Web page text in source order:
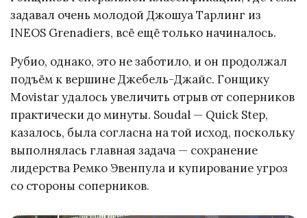
задавал очень молодой Джошуа Тарлинг из
INEOS Grenadiers, всё ещё только начиналось.
Рубио, однако, это не заботило, и он продолжал
подъём к вершине Джебель-Джайс. Гонщику
Movistar удалось увеличить отрыв от соперников
практически до минуты. Soudal — Quick Step,
казалось, была согласна на той исход, поскольку
выполнялась главная задача — сохранение
лидерства Ремко Эвенпула и купирование угроз
со стороны соперников.